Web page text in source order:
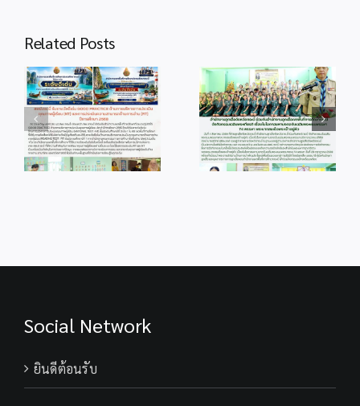
Related Posts
info 4-1 info 28-1
Social Network
ยินดีต้อนรับ